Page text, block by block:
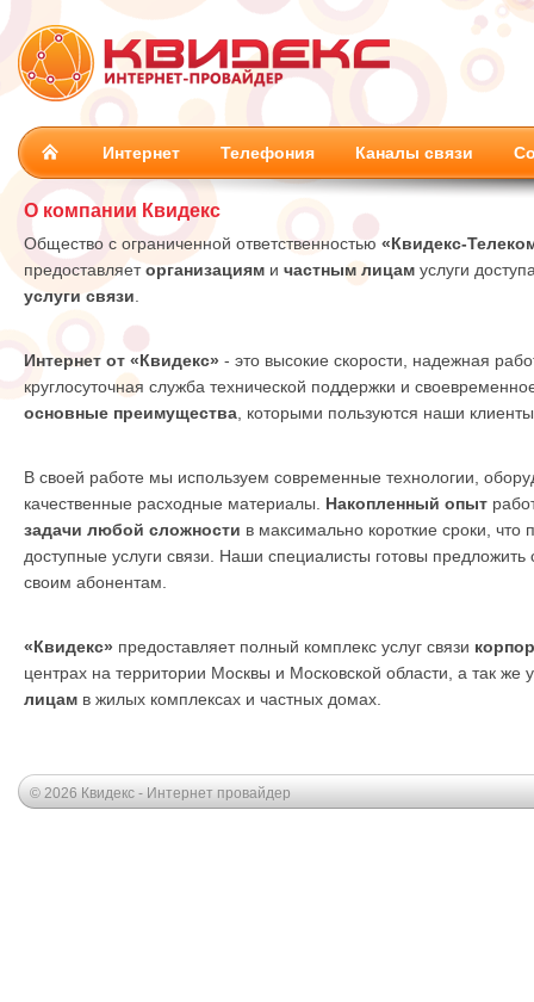
Интернет Телефония Каналы связи
О компании Квидекс
Общество с ограниченной ответственностью «Квидекс-
предоставляеторганизациям и частным лицам услуги
услуги связи
Интернет от «Квидекс» - это высокие скорости, надежная
круглосуточная служба технической поддержки и
основные преимущества , которыми пользуются наши
В своей работе мы используем современные технологии,
качественные расходные материалы. Накопленный опыт
задачи любой сложности в максимально короткие сроки, что
доступные услуги связи. Наши специалисты готовы
своим абонентам.
«Квидекс» предоставляет полный комплекс услуг связи
центрах на территории Москвы и Московской области, а так же
лицам в жилых комплексах и частных домах.
© 2026 Квидекс - Интернет провайдер